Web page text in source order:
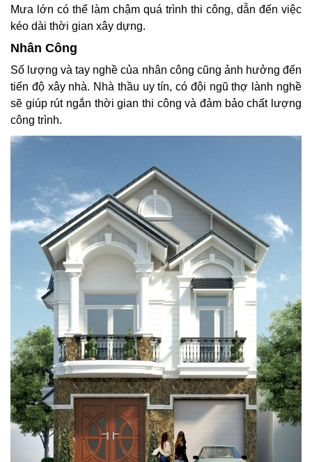
Mưa lớn có thể làm chậm quá trình thi công, dẫn đến việc
kéo dài thời gian xây dựng.
Nhân Công
Số lượng và tay nghề của nhân công cũng ảnh hưởng đến
tiến độ xây nhà. Nhà thầu uy tín, có đội ngũ thợ lành nghề
sẽ giúp rút ngắn thời gian thi công và đảm bảo chất lượng
công trình.